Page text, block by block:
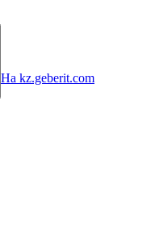
На kz.geberit.com